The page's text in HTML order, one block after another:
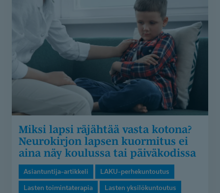
Neurokirjon
lapsen
kuormitus
tai
päiväkodissa
Miksi lapsi räjähtää vasta kotona?
Neurokirjon lapsen kuormitus ei
aina näy koulussa tai päiväkodissa
Asiantuntija-artikkeli
LAKU-perhekuntoutus
Lasten toimintaterapia
Lasten yksilökuntoutus